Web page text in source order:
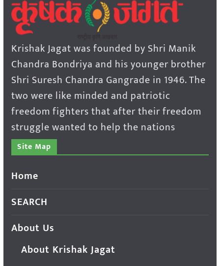
Krishak Jagat was founded by Shri Manik
Chandra Bondriya and his younger brother
Shri Suresh Chandra Gangrade in 1946. The
two were like minded and patriotic
freedom fighters that after their freedom
struggle wanted to help the nations
Site Map
Home
SEARCH
About Us
About Krishak Jagat